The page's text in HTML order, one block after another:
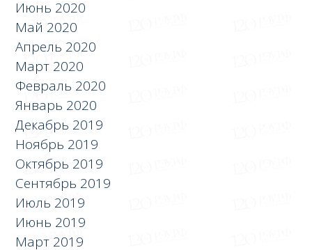
Июнь 2020
Май 2020
Апрель 2020
Март 2020
Февраль 2020
Январь 2020
Декабрь 2019
Ноябрь 2019
Октябрь 2019
Сентябрь 2019
Июль 2019
Июнь 2019
Март 2019